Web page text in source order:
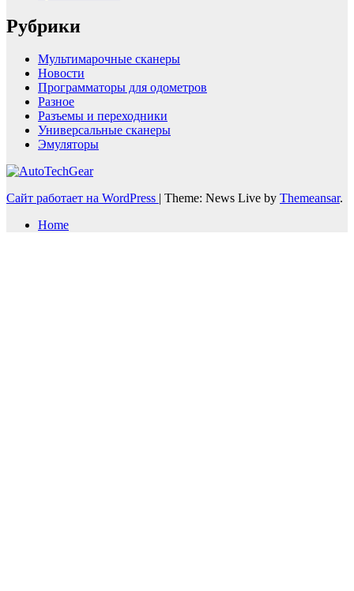
Рубрики
Мультимарочные сканеры
Новости
Программаторы для одометров
Разное
Разъемы и переходники
Универсальные сканеры
Эмуляторы
Сайт работает на WordPress | Theme: News Live by Themeansar.
Home